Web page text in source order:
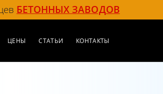
БЕТОННЫХ ЗАВОДОВ
ЦЕНЫ СТАТЬИ КОНТАКТЫ